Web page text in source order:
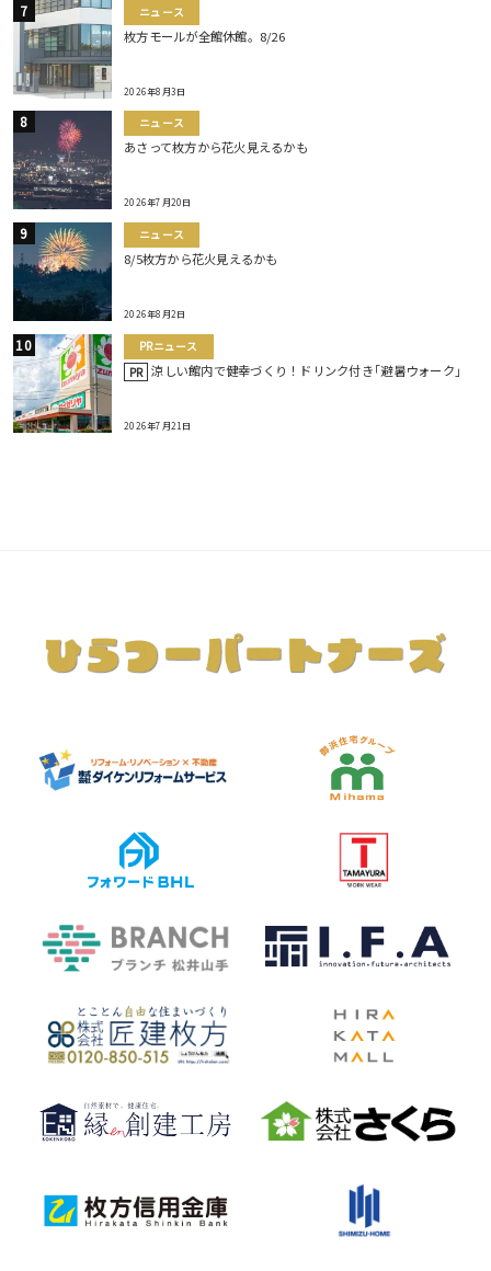
ニュース
枚方モールが全館休館。8/26
2026年8月3日
ニュース
あさって枚方から花火見えるかも
2026年7月20日
ニュース
8/5枚方から花火見えるかも
2026年8月2日
PRニュース
PR 涼しい館内で健幸づくり！ドリンク付き｢避暑ウォーク｣
2026年7月21日